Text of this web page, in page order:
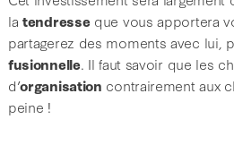
latendresseque vous apportera
partagerez des moments avec lui,
fusionnelle. Il faut savoir que les
d’organisation contrairement aux
peine !